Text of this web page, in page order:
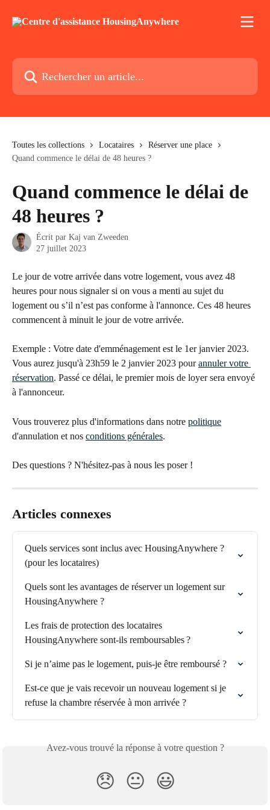
Rechercher un article...
Toutes les collections Locataires
Réserver une place
Quand commence le délai de 48 heures ?
Quand commence le délai de
48 heures ?
Écrit par Kaj van Zweeden
27 juillet 2023
Le jour de votre arrivée dans votre logement, vous avez 48
heures pour nous signaler si on vous a menti au sujet du
logement ou s’il n’est pas conforme à l'annonce. Ces 48 heures
commencent à minuit le jour de votre arrivée.
Exemple : Votre date d'emménagement est le 1er janvier 2023.
Vous aurez jusqu'à 23h59 le 2 janvier 2023 pour annuler votre
réservation. Passé ce délai, le premier mois de loyer sera envoyé
à l'annonceur.
Vous trouverez plus d'informations dans notre politique
d'annulation et nos conditions générales.
Des questions ? N'hésitez-pas à nous les poser !
Articles connexes
Quels services sont inclus avec HousingAnywhere ?
(pour les locataires)
Quels sont les avantages de réserver un logement sur
HousingAnywhere ?
Les frais de protection des locataires
HousingAnywhere sont-ils remboursables ?
Si je n’aime pas le logement, puis-je être remboursé ?
Est-ce que je vais recevoir un nouveau logement si je
refuse la chambre réservée à mon arrivée ?
Avez-vous trouvé la réponse à votre question ?
😞 😐 😃